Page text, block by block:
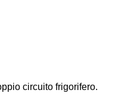
circuito frigorifero.